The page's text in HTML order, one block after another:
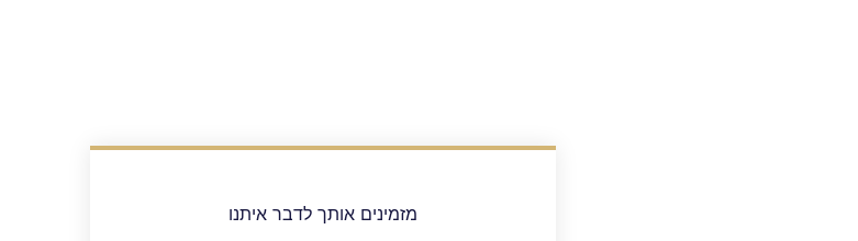
מזמינים אותך לדבר איתנו